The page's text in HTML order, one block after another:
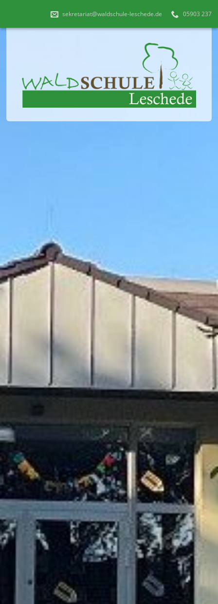
sekretariat@waldschule-leschede.de 05903 237